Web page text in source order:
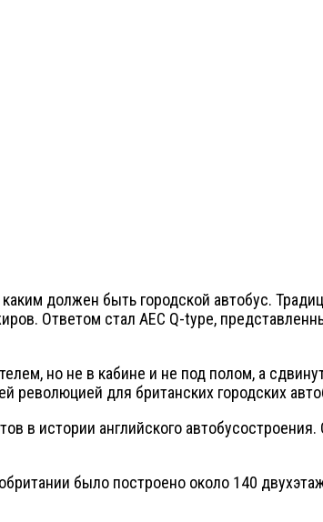
должен быть городской автобус.
Ответом стал AEC Q-type,
но не в кабине и не под полом, а
революцией для британских городских
в истории английского
было построено около 140